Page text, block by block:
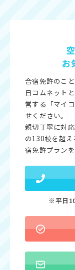
お
合宿免許のこ
日コムネット
営する「マイ
せください。
親切丁寧に対
の130校を超
宿免許プラン
※平日